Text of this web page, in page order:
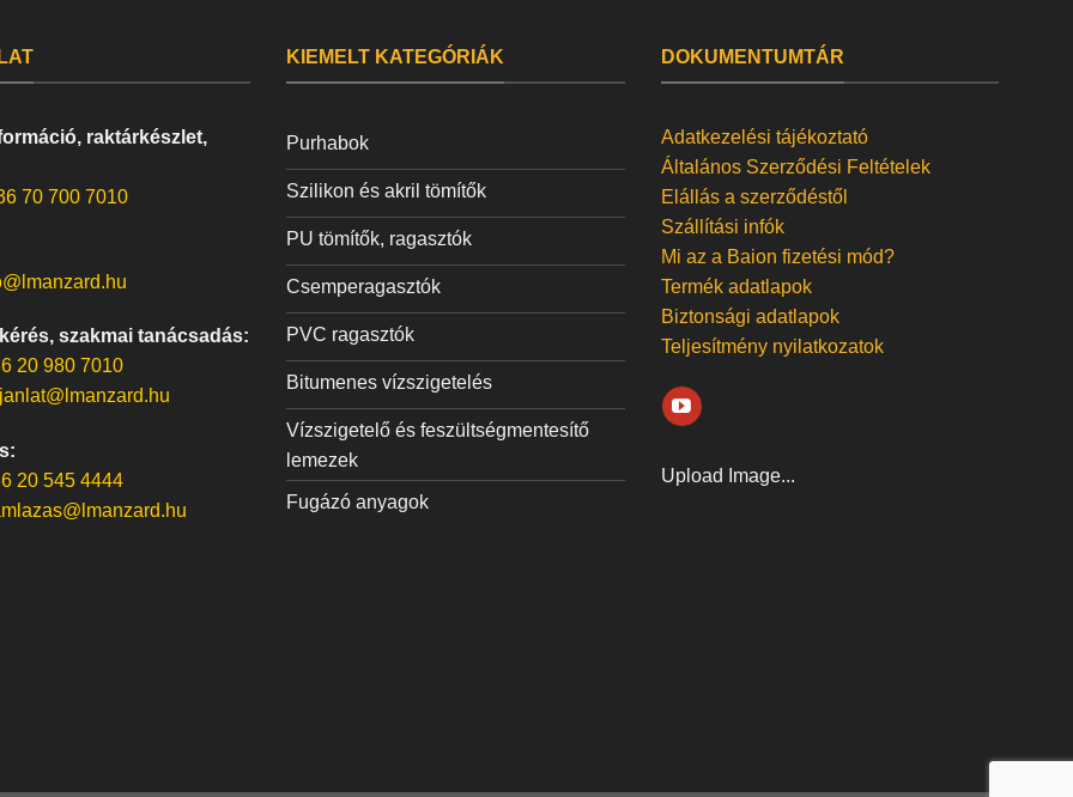
raktárkészlet,
70 700 7010
szakmai tanácsadás:
20 980 7010
20 545 4444
KIEMELT KATEGÓRIÁK
Purhabok
Szilikon és akril tömítők
PU tömítők, ragasztók
Csemperagasztók
PVC ragasztók
Bitumenes vízszigetelés
Vízszigetelő és feszültségmentesítő
lemezek
Fugázó anyagok
DOKUMENTUMTÁR
Adatkezelési tájékoztató
Általános Szerződési Feltételek
Elállás a szerződéstől
Szállítási infók
Mi az a Baion fizetési mód?
Termék adatlapok
Biztonsági adatlapok
Teljesítmény nyilatkozatok
Upload Image...